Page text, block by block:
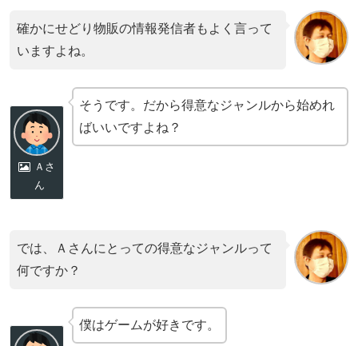
確かにせどり物販の情報発信者もよく言って
いますよね。
Ａさ
ん
そうです。だから得意なジャンルから始めれ
ばいいですよね？
では、Ａさんにとっての得意なジャンルって
何ですか？
僕はゲームが好きです。